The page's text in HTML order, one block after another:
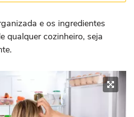
e os ingredientes
qualquer cozinheiro, seja